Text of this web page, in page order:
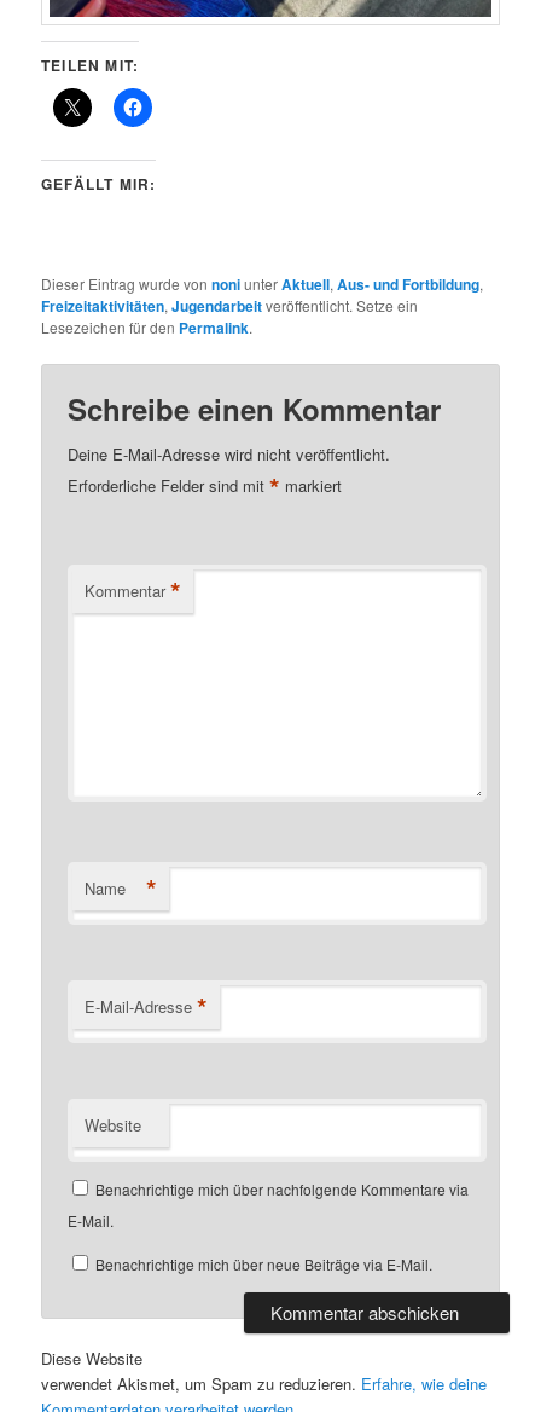
TEILEN MIT:
GEFÄLLT MIR:
Dieser Eintrag wurde vonnoniunterAktuell,Aus- und Fortbildung,
Freizeitaktivitäten,Jugendarbeitveröffentlicht. Setze ein
Lesezeichen für den Permalink.
Schreibe einen Kommentar
Deine E-Mail-Adresse wird nicht veröffentlicht.
Erforderliche Felder sind mit* markiert
Kommentar *
Name *
E-Mail-Adresse *
Website
Benachrichtige mich über nachfolgende Kommentare via
E-Mail.
Benachrichtige mich über neue Beiträge via E-Mail.
Diese Website
verwendet Akismet, um Spam zu reduzieren. Erfahre, wie deine